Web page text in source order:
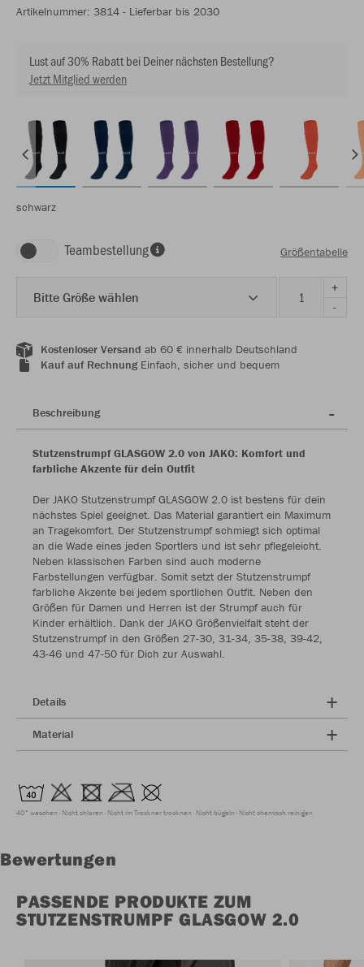
Artikelnummer: 3814 - Lieferbar bis 2030
Lust auf 30% Rabatt bei Deiner nächsten Bestellung?
Jetzt Mitglied werden
schwarz
Teambestellung Größentabelle
Bitte Größe wählen
+
-
Kostenloser Versand ab 60 € innerhalb Deutschland
Kauf auf RechnungEinfach, sicher und bequem
Beschreibung
Stutzenstrumpf GLASGOW 2.0 von JAKO: Komfort und
farbliche Akzente für dein Outfit
Der JAKO Stutzenstrumpf GLASGOW 2.0 ist bestens für dein
nächstes Spiel geeignet. Das Material garantiert ein Maximum
an Tragekomfort. Der Stutzenstrumpf schmiegt sich optimal
an die Wade eines jeden Sportlers und ist sehr pflegeleicht.
Neben klassischen Farben sind auch moderne
Farbstellungen verfügbar. Somit setzt der Stutzenstrumpf
farbliche Akzente bei jedem sportlichen Outfit. Neben den
Größen für Damen und Herren ist der Strumpf auch für
Kinder erhältlich. Dank der JAKO Größenvielfalt steht der
Stutzenstrumpf in den Größen 27-30, 31-34, 35-38, 39-42,
43-46 und 47-50 für Dich zur Auswahl.
Details
Material
40° waschen Nicht chloren Nicht im Trockner trocknen Nicht bügeln Nicht chemisch reinigen
Bewertungen
PASSENDE PRODUKTE ZUM
STUTZENSTRUMPF GLASGOW 2.0